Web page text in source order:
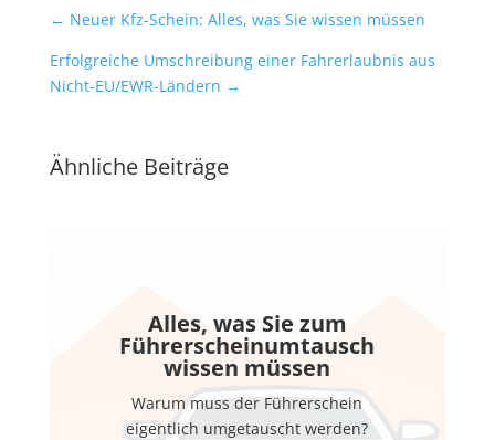
← Neuer Kfz-Schein: Alles, was Sie wissen müssen
Erfolgreiche Umschreibung einer Fahrerlaubnis aus
Nicht-EU/EWR-Ländern →
Ähnliche Beiträge
Alles, was Sie zum
Führerscheinumtausch
wissen müssen
Warum muss der Führerschein
eigentlich umgetauscht werden?